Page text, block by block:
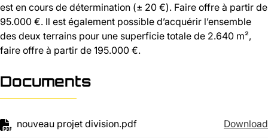
est en cours de détermination (± 20 €). Faire offre à partir de
95.000 €. Il est également possible d’acquérir l’ensemble
des deux terrains pour une superficie totale de 2.640 m²,
faire offre à partir de 195.000 €.
Documents
nouveau projet division.pdf Download